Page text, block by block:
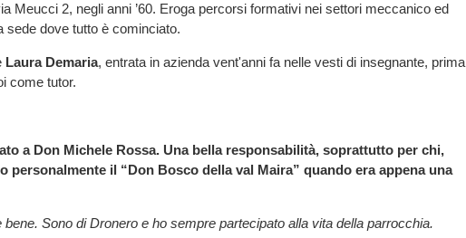
Meucci 2, negli anni ’60. Eroga percorsi formativi nei settori meccanico ed
sede dove tutto è cominciato.
Laura Demaria, entrata in azienda vent'anni fa nelle vesti di insegnante, prima
come tutor.
a Don Michele Rossa. Una bella responsabilità, soprattutto per chi,
personalmente il “Don Bosco della val Maira” quando era appena una
Sono di Dronero e ho sempre partecipato alla vita della parrocchia.